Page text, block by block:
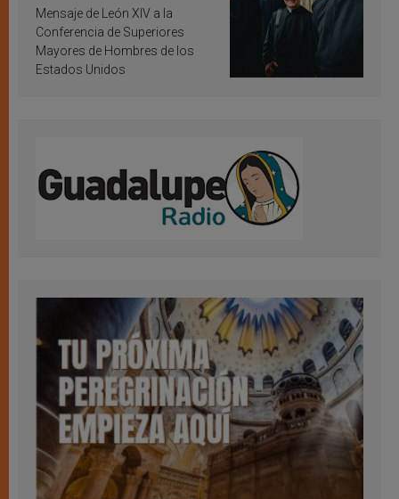
inspiración y santificación
Mensaje de León XIV a la
Conferencia de Superiores
Mayores de Hombres de los
Estados Unidos